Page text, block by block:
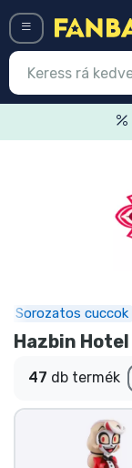
Sorozatos cuccok
Hazbin
47 db termék
Legújabb
Akciós
Outlet
Szállítás